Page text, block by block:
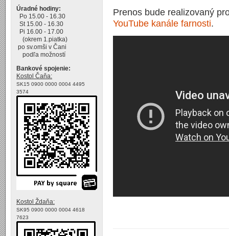
Prenos bude realizovaný
YouTube kanále farnosti.
Úradné hodiny:
Po 15.00 - 16.30
St 15.00 - 16.30
Pi 16.00 - 17.00
(okrem 1.piatka)
po sv.omši v Čani
podľa možností
Bankové spojenie:
Kostol Čaňa:
SK15 0900 0000 0004 4495
3574
Kostol Ždaňa:
SK95 0900 0000 0004 4618
7623